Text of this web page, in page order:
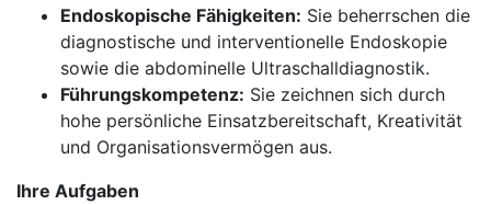
Endoskopische Fähigkeiten: Sie beherrschen die
diagnostische und interventionelle Endoskopie
sowie die abdominelle Ultraschalldiagnostik.
Führungskompetenz: Sie zeichnen sich durch
hohe persönliche Einsatzbereitschaft, Kreativität
und Organisationsvermögen aus.
Ihre Aufgaben